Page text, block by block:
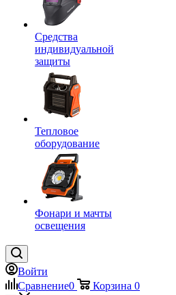
Средства
индивидуальной
защиты
Тепловое
оборудование
Фонари и мачты
освещения
Войти
Сравнение0 Корзина 0